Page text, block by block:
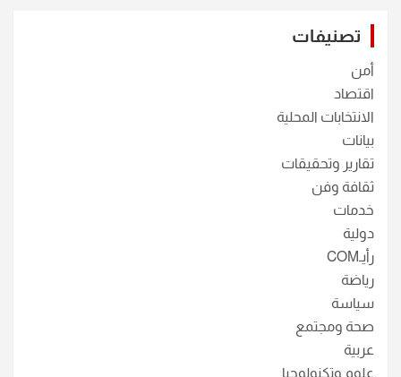
تصنيفات
أمن
اقتصاد
الانتخابات المحلية
بيانات
تقارير وتحقيقات
ثقافة وفن
خدمات
دولية
رأيـCOM
رياضة
سياسة
صحة ومجتمع
عربية
علوم وتكنولوجيا